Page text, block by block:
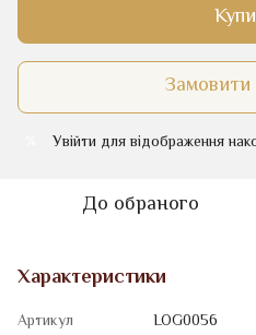
Увійти для відображення
До обраного
Характеристики
Артикул
LOG0056